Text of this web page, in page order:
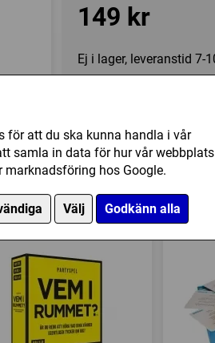
för att du ska kunna handla i vår
samla in data för hur vår webbplats
marknadsföring hos Google.
Välj Godkänn alla
149 kr
Ej i lager, leveranstid 7-
- 208 kort
- 1 spelplan med spinner
- 5 pannband
Övrig information
Tillverkare: Användbart